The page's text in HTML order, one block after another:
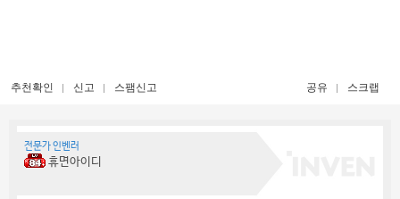
추천확인 신고 스팸신고 공유 스크랩
전문가 인벤러
휴면아이디